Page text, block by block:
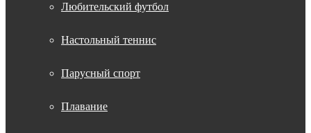
Любительский футбол
Настольный теннис
Парусный спорт
Плавание